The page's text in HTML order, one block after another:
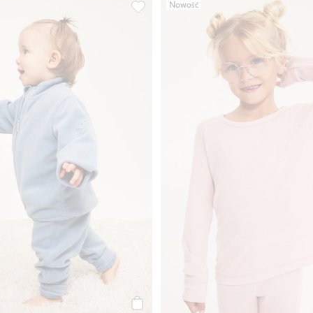
/ zip-off Kaxs, Dodaj do listy ulubioneSpodnie polarowe, Dodaj do listy
Nowość